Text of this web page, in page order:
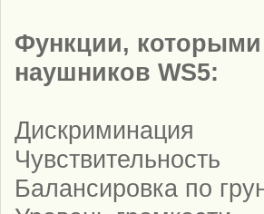
Функции,
наушников WS5:
Дискриминация
Чувствительность
Балансировка по